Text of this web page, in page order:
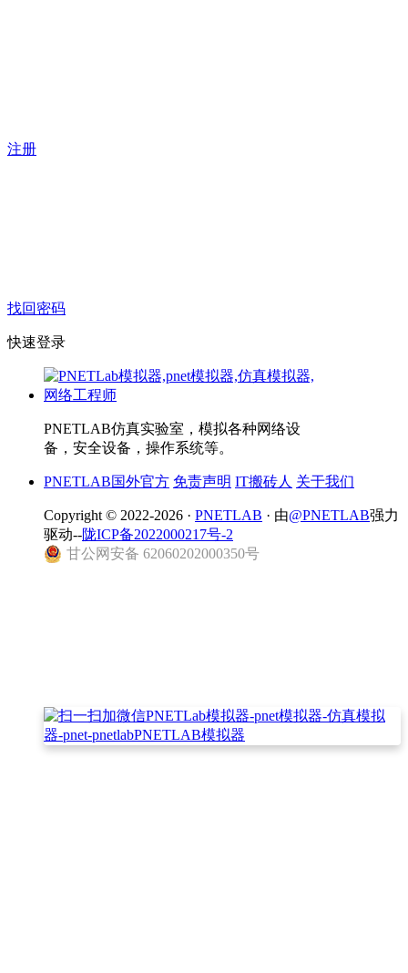
注册
找回密码
快速登录
PNETLAB仿真实验室，模拟各种网络设
备，安全设备，操作系统等。
PNETLAB国外官方 免责声明 IT搬砖人 关于我们
Copyright © 2022-2026 · PNETLAB · 由@PNETLAB强力
驱动--陇ICP备2022000217号-2
甘公网安备 62060202000350号